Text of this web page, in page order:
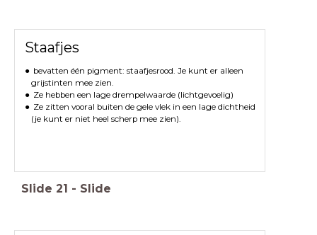
Staafjes
bevatten één pigment: staafjesrood. Je kunt er alleen
grijstinten mee zien.
Ze hebben een lage drempelwaarde (lichtgevoelig)
Ze zitten vooral buiten de gele vlek in een lage dichtheid
(je kunt er niet heel scherp mee zien).
Slide 21 - Slide